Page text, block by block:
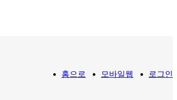
홈으로 모바일웹 로그인